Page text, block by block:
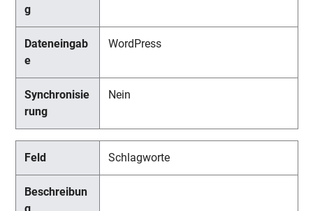
WordPress
Nein
Schlagworte